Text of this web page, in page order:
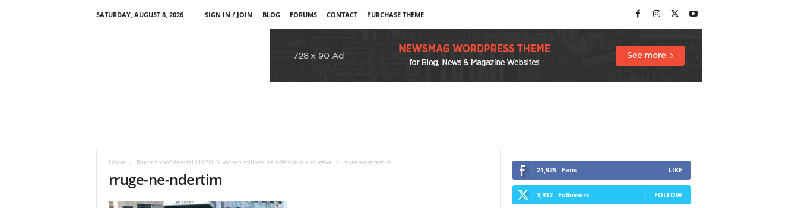
SATURDAY, AUGUST 8, 2026 SIGN IN / JOIN BLOG FORUMS CONTACT PURCHASE THEME
Home Raporti konfidencial i KLSH: Si vidhen miliona në ndërtimin e rrugëve rruge-ne-ndertim
rruge-ne-ndertim 21,925 Fans LIKE
3,912 Followers FOLLOW